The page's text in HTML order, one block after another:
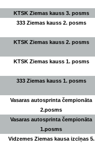
KTSK Ziemas kauss 3. posms
333 Ziemas kauss 2. posms
KTSK Ziemas kauss 2. posms
KTSK Ziemas kauss 1. posms
333 Ziemas kauss 1. posms
Vasaras autosprinta čempionāta
2.posms
Vasaras autosprinta čempionāta
1.posms
Vidzemes Ziemas kausa izcīņas 5.